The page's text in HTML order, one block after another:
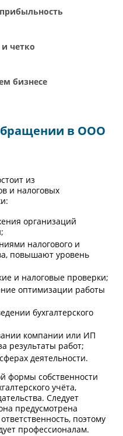
четко
бизнесе
в ООО
из
и налоговых
организаций
налогового и
повышают уровень
и налоговые проверки;
оптимизации работы
бухгалтерского
компании или ИП
результаты работ;
деятельности.
формы собственности
учёта,
Следует
предусмотрена
поэтому
профессионалам.